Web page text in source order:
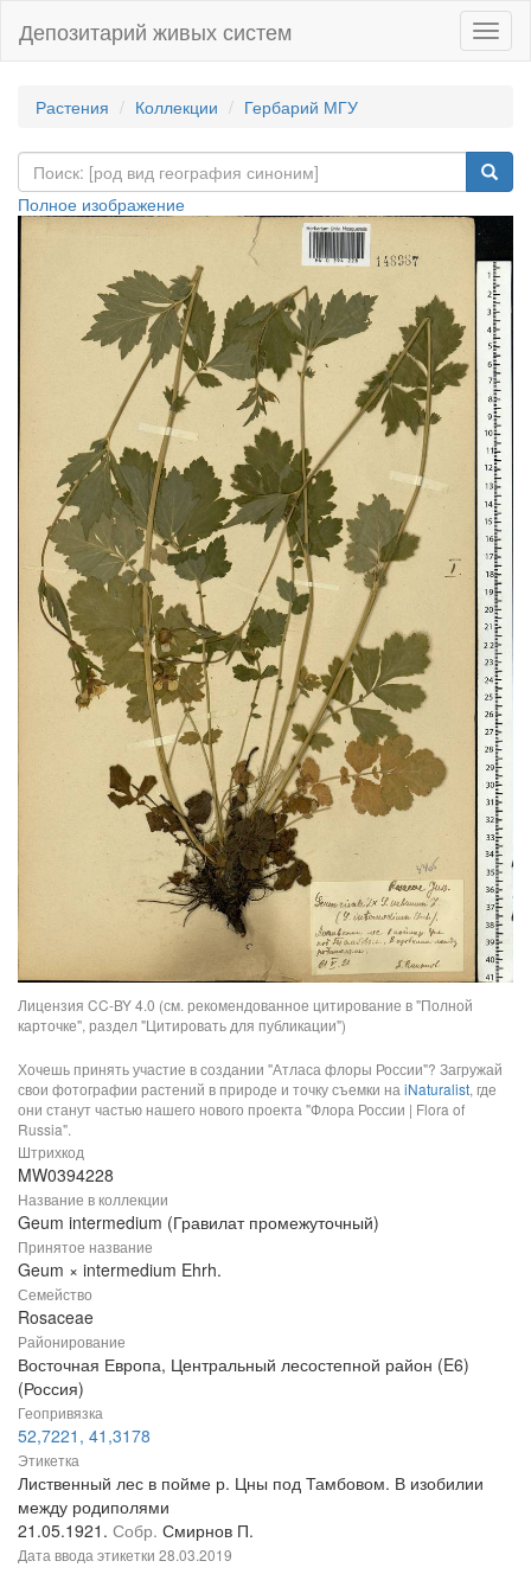
Депозитарий живых систем
Растения Коллекции Гербарий МГУ
Полное изображение
Лицензия CC-BY 4.0 (см. рекомендованное цитирование в "Полной
карточке", раздел "Цитировать для публикации")
Хочешь принять участие в создании "Атласа флоры России"? Загружай
свои фотографии растений в природе и точку съемки на iNaturalist, где
они станут частью нашего нового проекта "Флора России | Flora of
Russia".
Штрихкод
MW0394228
Название в коллекции
Geum intermedium (Гравилат промежуточный)
Принятое название
Geum × intermedium Ehrh.
Семейство
Rosaceae
Районирование
Восточная Европа, Центральный лесостепной район (E6)
(Россия)
Геопривязка
52,7221, 41,3178
Этикетка
Лиственный лес в пойме р. Цны под Тамбовом. В изобилии
между родиполями
21.05.1921. Собр. Смирнов П.
Дата ввода этикетки 28.03.2019